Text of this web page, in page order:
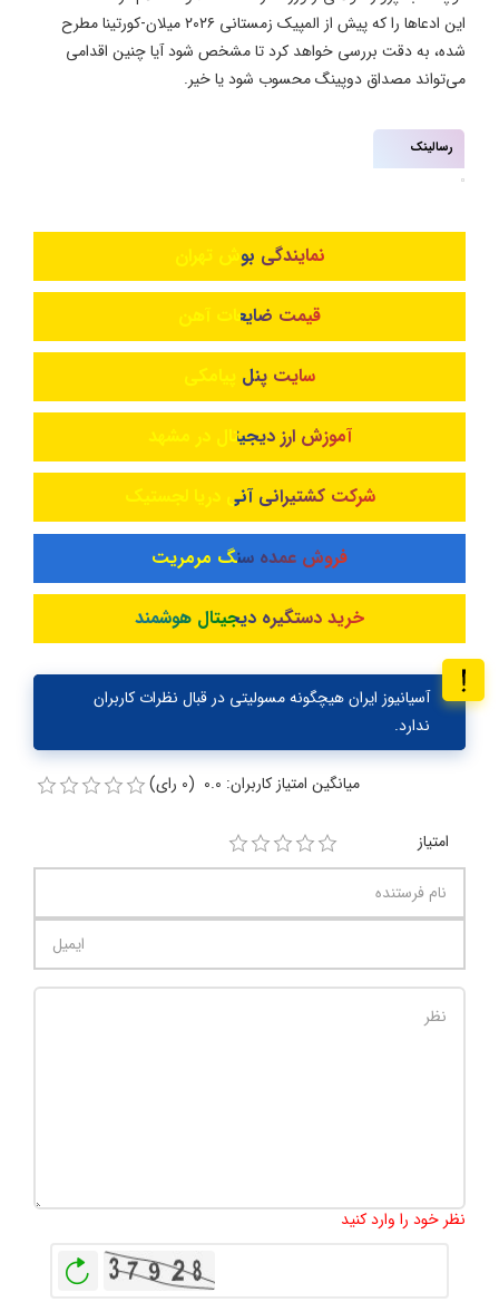
این ادعاها را که پیش از المپیک زمستانی ۲۰۲۶ میلان-کورتینا مطرح
شده، به دقت بررسی خواهد کرد تا مشخص شود آیا چنین اقدامی
می‌تواند مصداق دوپینگ محسوب شود یا خیر.
رسالینک
نمایندگی بوش تهران
قیمت ضایعات آهن
سایت پنل پیامکی
آموزش ارز دیجیتال در مشهد
شرکت کشتیرانی آنی دریا لجستیک
فروش عمده سنگ مرمریت
خرید دستگیره دیجیتال هوشمند
آسیانیوز ایران هیچگونه مسولیتی در قبال نظرات کاربران
ندارد.
میانگین امتیاز کاربران: 0.0 (0 رای)
امتیاز
نظر خود را وارد کنید